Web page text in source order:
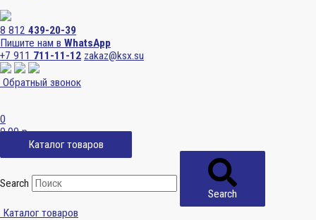
8 812 439-20-39
Пишите нам в WhatsApp
+7 911 711-11-12 zakaz@ksx.su
Обратный звонок
0
0,00р.
Каталог товаров
Search
Search
Каталог товаров